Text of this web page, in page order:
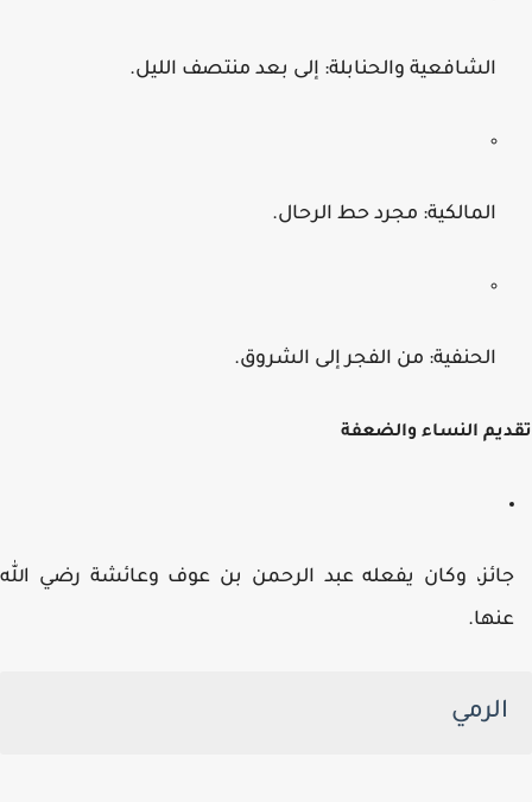
الشافعية والحنابلة: إلى بعد منتصف الليل.
المالكية: مجرد حط الرحال.
الحنفية: من الفجر إلى الشروق.
النساء والضعفة
وكان يفعله عبد الرحمن بن عوف وعائشة رضي الله
الرمي